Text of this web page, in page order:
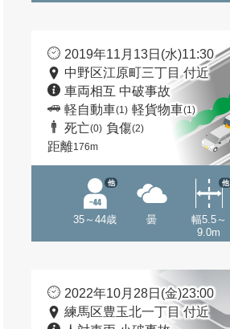
2019年11月13日(水)11:30
中野区江原町三丁目 付近
車両相互 中破事故
軽自動車(1) 軽貨物車(1)
死亡(0) 負傷(2)
距離176m
35～44歳
他
曇
幅5.5～
9.0m
他
2022年10月28日(金)23:00
練馬区豊玉北一丁目 付近